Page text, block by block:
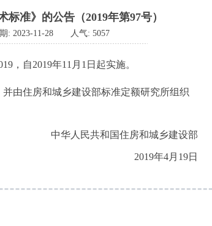
准》的公告（2019年第97号）
: 2023-11-28人气: 5057
自2019年11月1日起实施。
由住房和城乡建设部标准定额研究所组织
中华人民共和国住房和城乡建设部
2019年4月19日